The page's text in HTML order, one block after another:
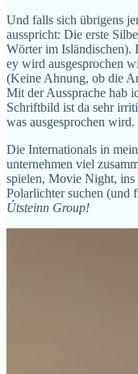
Und falls sich übrigens
ausspricht: Die erste
Wörter im Isländischen).
ey wird ausgesprochen
(Keine Ahnung, ob die
Mit der Aussprache hab
Schriftbild ist da sehr
was ausgesprochen
Die Internationals in
unternehmen viel
spielen, Movie Night, ins
Polarlichter suchen (und
Útsteinn Group!